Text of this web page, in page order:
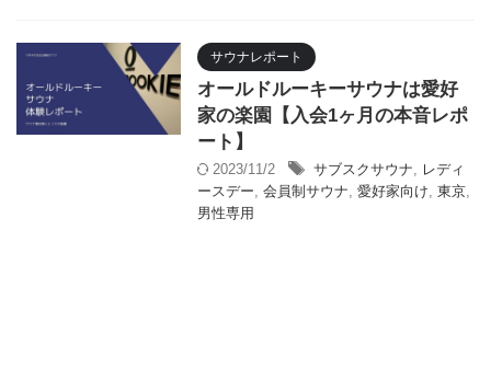
サウナレポート
オールドルーキーサウナは愛好
家の楽園【入会1ヶ月の本音レポ
ート】
2023/11/2 サブスクサウナ, レディ
ースデー, 会員制サウナ, 愛好家向け, 東京,
男性専用